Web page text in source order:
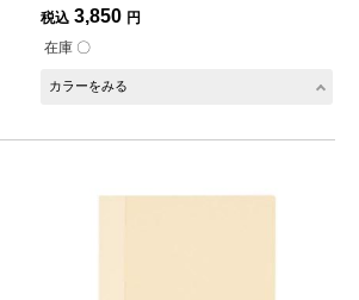
税込 3,850 円
在庫 〇
カラーをみる